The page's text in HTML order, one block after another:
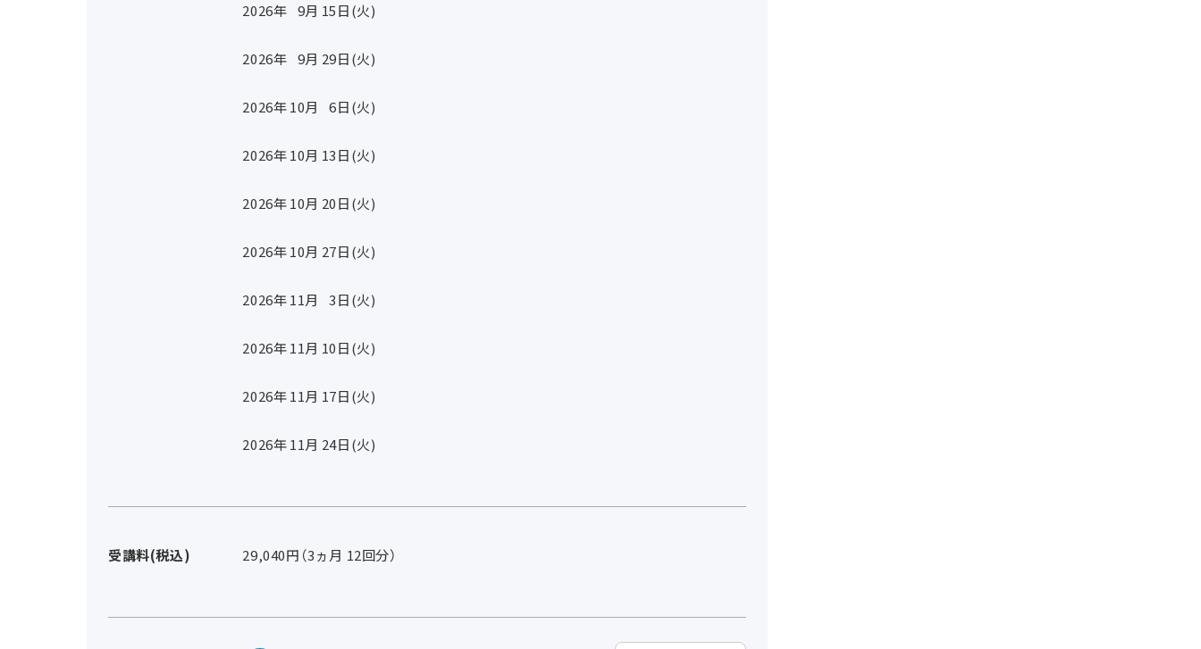
2026年 9月 15日(火)
2026年 9月 29日(火)
2026年10月 6日(火)
2026年10月 13日(火)
2026年10月 20日(火)
2026年10月 27日(火)
2026年11月 3日(火)
2026年11月 10日(火)
2026年11月 17日(火)
2026年11月 24日(火)
受講料(税込) 29,040円（3ヵ月 12回分）